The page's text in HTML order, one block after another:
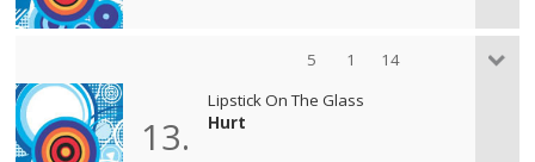
5 1 14
13.
Lipstick On The Glass
Hurt